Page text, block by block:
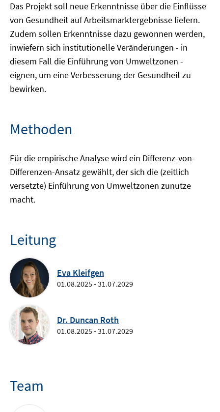
Das Projekt soll neue Erkenntnisse über die Einflüsse
von Gesundheit auf Arbeitsmarktergebnisse liefern.
Zudem sollen Erkenntnisse dazu gewonnen werden,
inwiefern sich institutionelle Veränderungen - in
diesem Fall die Einführung von Umweltzonen -
eignen, um eine Verbesserung der Gesundheit zu
bewirken.
Methoden
Für die empirische Analyse wird ein Differenz-von-
Differenzen-Ansatz gewählt, der sich die (zeitlich
versetzte) Einführung von Umweltzonen zunutze
macht.
Leitung
Eva Kleifgen
01.08.2025 - 31.07.2029
Dr. Duncan Roth
01.08.2025 - 31.07.2029
Team